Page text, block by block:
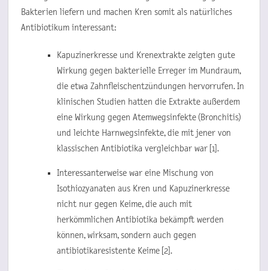
Bakterien liefern und machen Kren somit als natürliches
Antibiotikum interessant:
Kapuzinerkresse und Krenextrakte zeigten gute
Wirkung gegen bakterielle Erreger im Mundraum,
die etwa Zahnfleischentzündungen hervorrufen. In
klinischen Studien hatten die Extrakte außerdem
eine Wirkung gegen Atemwegsinfekte (Bronchitis)
und leichte Harnwegsinfekte, die mit jener von
klassischen Antibiotika vergleichbar war [1].
Interessanterweise war eine Mischung von
Isothiozyanaten aus Kren und Kapuzinerkresse
nicht nur gegen Keime, die auch mit
herkömmlichen Antibiotika bekämpft werden
können, wirksam, sondern auch gegen
antibiotikaresistente Keime [2].